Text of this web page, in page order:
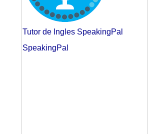
Tutor de Ingles SpeakingPal
SpeakingPal